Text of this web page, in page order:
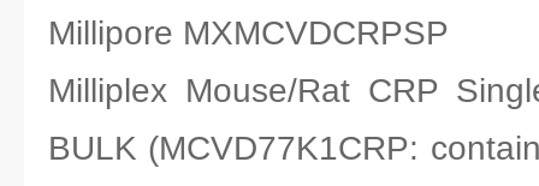
Millipore MXMCVDCRPSP
Milliplex Mouse/Rat CRP
BULK (MCVD77K1CRP: